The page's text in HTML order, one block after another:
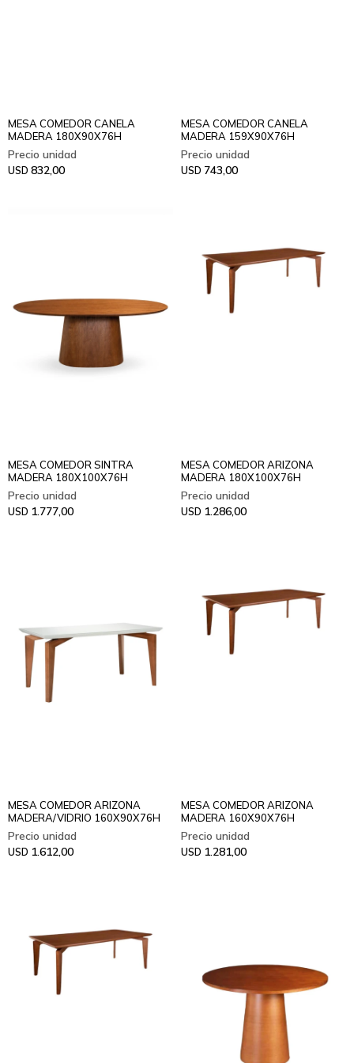
MESA COMEDOR CANELA
MADERA 180X90X76H
USD 832,00
MESA COMEDOR CANELA
MADERA 159X90X76H
USD 743,00
MESA COMEDOR SINTRA
MADERA 180X100X76H
USD 1.777,00
MESA COMEDOR ARIZONA
MADERA 180X100X76H
USD 1.286,00
MESA COMEDOR ARIZONA
MADERA/VIDRIO 160X90X76H
USD 1.612,00
MESA COMEDOR ARIZONA
MADERA 160X90X76H
USD 1.281,00